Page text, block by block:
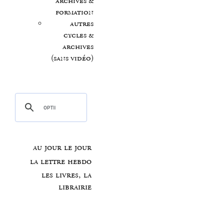
formation
autres
cycles &
archives
(sans vidéo)
au jour le jour
la lettre hebdo
les livres, la
librairie